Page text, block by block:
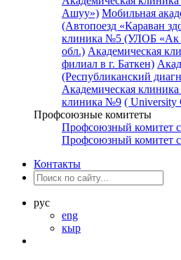
Ашуу») Мобильная
(Автопоезд «Караван
клиника №5 (УЛОБ «Ак
обл.) Академическая
филиал в г. Баткен)
(Республиканский
Академическая
клиника №9 ( University
Профсоюзные комитеты
Профсоюзный комитет
Профсоюзный комитет
Контакты
рус
eng
кыр